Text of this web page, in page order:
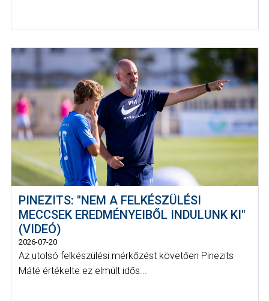
PINEZITS: "NEM A FELKÉSZÜLÉSI
MECCSEK EREDMÉNYEIBŐL INDULUNK KI"
(VIDEÓ)
2026-07-20
Az utolsó felkészülési mérkőzést követően Pinezits
Máté értékelte ez elmúlt idős...